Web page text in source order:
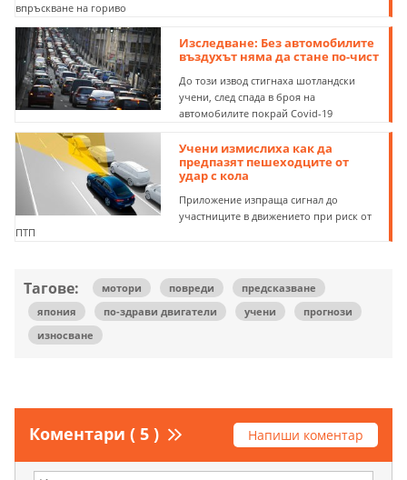
впръскване на гориво
Изследване: Без автомобилите
въздухът няма да стане по-чист
До този извод стигнаха шотландски
учени, след спада в броя на
автомобилите покрай Covid-19
Учени измислиха как да
предпазят пешеходците от
удар с кола
Приложение изпраща сигнал до
участниците в движението при риск от
ПТП
Тагове: мотори повреди
предсказване
япония
по-здрави двигатели учени
прогнози
износване
Коментари ( 5 ) Напиши коментар